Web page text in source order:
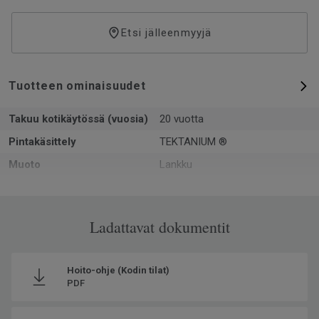
Etsi jälleenmyyjä
Tuotteen ominaisuudet
Takuu kotikäytössä (vuosia)
20 vuotta
Pintakäsittely
TEKTANIUM ®
Muoto
Lankku
3
osuus
Ladattavat dokumentit
Hoito-ohje (Kodin tilat)
PDF